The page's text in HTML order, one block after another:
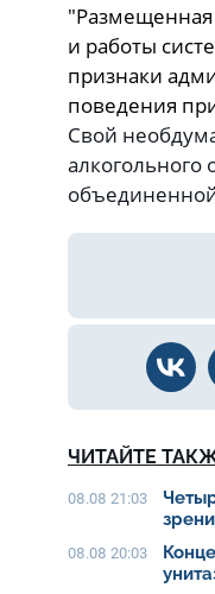
и работы
признаки
поведения
Свой
алкогольного
объединенной
ЧИТАЙТЕ
08.08 21:03
08.08 20:03